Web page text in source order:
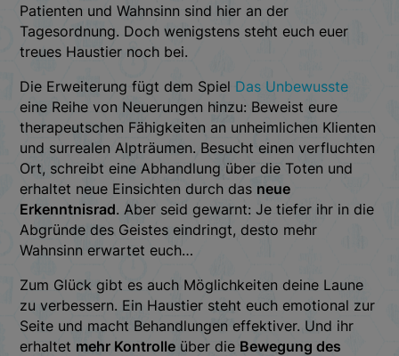
Patienten und Wahnsinn sind hier an der
Tagesordnung. Doch wenigstens steht euch euer
treues Haustier noch bei.
Die Erweiterung fügt dem Spiel Das Unbewusste
eine Reihe von Neuerungen hinzu: Beweist eure
therapeutschen Fähigkeiten an unheimlichen Klienten
und surrealen Alpträumen. Besucht einen verfluchten
Ort, schreibt eine Abhandlung über die Toten und
erhaltet neue Einsichten durch das neue
Erkenntnisrad. Aber seid gewarnt: Je tiefer ihr in die
Abgründe des Geistes eindringt, desto mehr
Wahnsinn erwartet euch…
Zum Glück gibt es auch Möglichkeiten deine Laune
zu verbessern. Ein Haustier steht euch emotional zur
Seite und macht Behandlungen effektiver. Und ihr
erhaltet mehr Kontrolle über die Bewegung des